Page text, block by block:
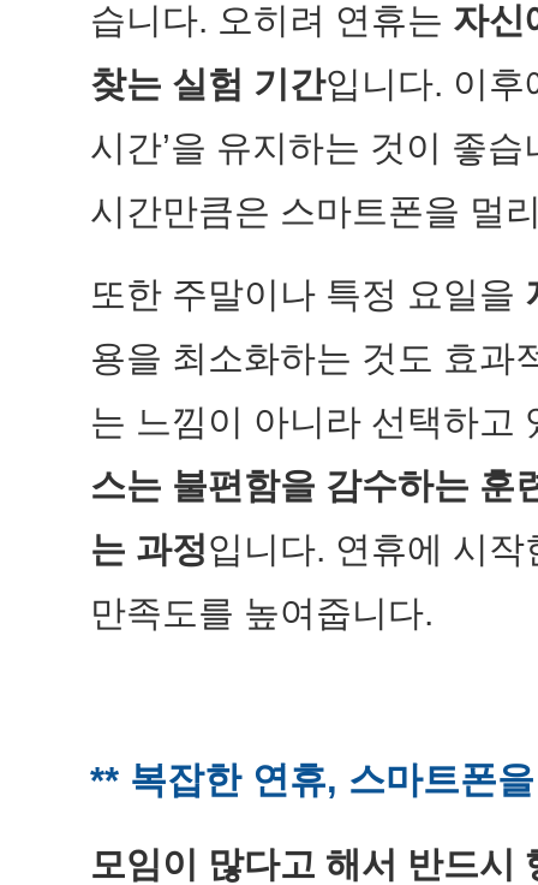
습니다. 오히려 연휴는 자신
찾는 실험 기간입니다. 이후
시간’을 유지하는 것이 좋
시간만큼은 스마트폰을 멀
또한 주말이나 특정 요일을
용을 최소화하는 것도 효과
는 느낌이 아니라 선택하고
스는 불편함을 감수하는 훈
는 과정입니다. 연휴에 시
만족도를 높여줍니다.
** 복잡한 연휴, 스마트폰
모임이 많다고 해서 반드시